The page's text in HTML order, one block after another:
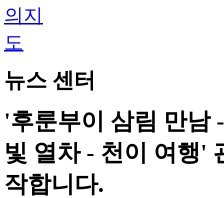
뉴스 센터
'후룬부이 삼림 만남
빛 열차 - 천이 여행'
작합니다.